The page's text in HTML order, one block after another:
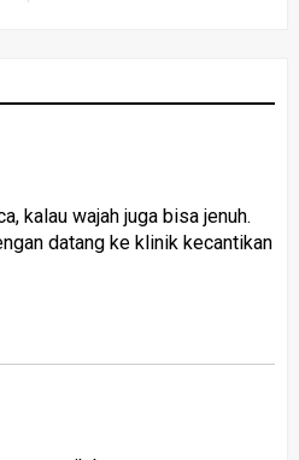
kalau wajah juga bisa jenuh.
datang ke klinik kecantikan